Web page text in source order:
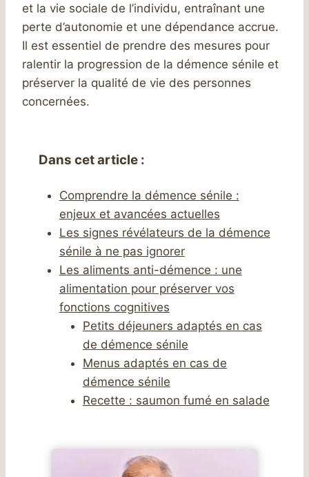
et la vie sociale de l’individu, entraînant une
perte d’autonomie et une dépendance accrue.
Il est essentiel de prendre des mesures pour
ralentir la progression de la démence sénile et
préserver la qualité de vie des personnes
concernées.
Dans cet article :
Comprendre la démence sénile :
enjeux et avancées actuelles
Les signes révélateurs de la démence
sénile à ne pas ignorer
Les aliments anti-démence : une
alimentation pour préserver vos
fonctions cognitives
Petits déjeuners adaptés en cas
de démence sénile
Menus adaptés en cas de
démence sénile
Recette : saumon fumé en salade